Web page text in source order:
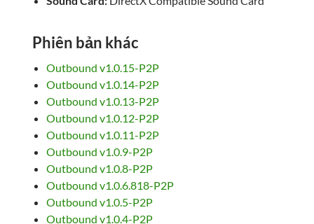
Phiên bản khác
Outbound v1.0.15-P2P
Outbound v1.0.14-P2P
Outbound v1.0.13-P2P
Outbound v1.0.12-P2P
Outbound v1.0.11-P2P
Outbound v1.0.9-P2P
Outbound v1.0.8-P2P
Outbound v1.0.6.818-P2P
Outbound v1.0.5-P2P
Outbound v1.0.4-P2P